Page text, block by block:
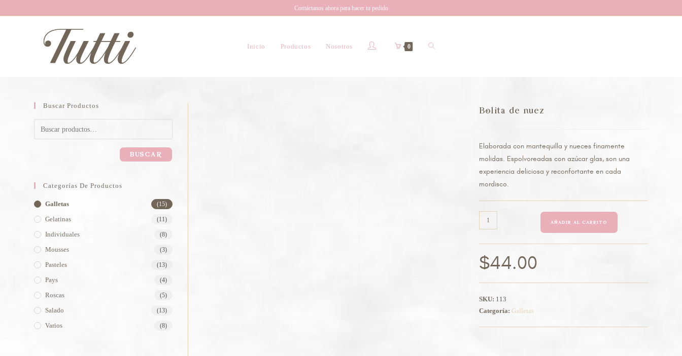
Contáctanos ahora para hacer tu pedido
Inicio Productos Nosotros 0
Bolita de nuez
Elaborada con mantequilla y nueces finamente
molidas. Espolvoreadas con azúcar glas, son una
experiencia deliciosa y reconfortante en cada
mordisco.
AÑADIR AL CARRITO
$44.00
SKU: 113
Categoría: Galletas
Buscar Productos
BUSCAR
Categorías De Productos
Galletas (15)
Gelatinas (11)
Individuales (8)
Mousses (3)
Pasteles (13)
Pays (4)
Roscas (5)
Salado (13)
Varios (8)